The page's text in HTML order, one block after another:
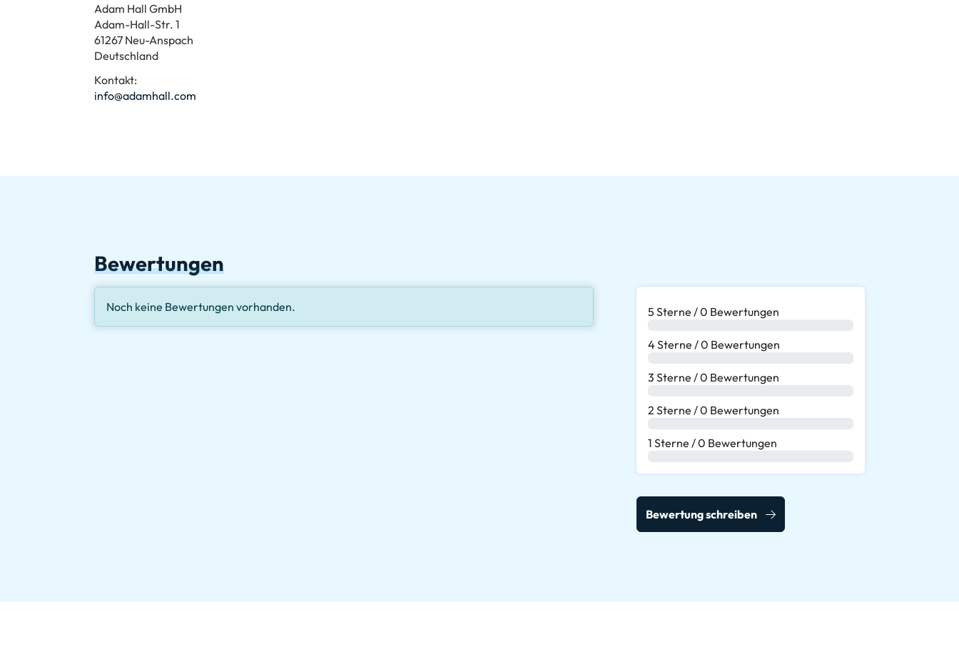
Adam Hall GmbH
Adam-Hall-Str. 1
61267 Neu-Anspach
Deutschland
Kontakt:
info@adamhall.com
Bewertungen
5 Sterne / 0 Bewertungen
4 Sterne / 0 Bewertungen
3 Sterne / 0 Bewertungen
2 Sterne / 0 Bewertungen
1 Sterne / 0 Bewertungen
Bewertung schreiben
Noch keine Bewertungen vorhanden.